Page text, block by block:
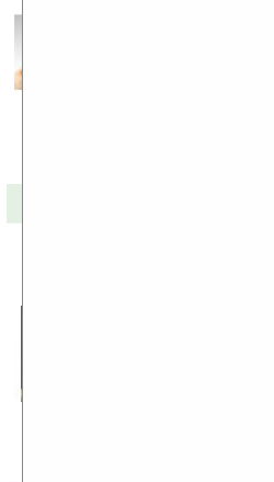
Если Вам
момент вы
сделать
фанат Apple
Вам может
которое не
Apple
iBooks,
Вчера
новую
которую
важности
iPhone OS 4